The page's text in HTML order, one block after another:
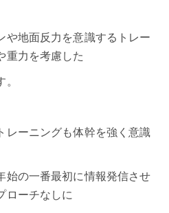
や地面反力を意識するトレー
重力を考慮した
レーニングも体幹を強く意識
始の一番最初に情報発信させ
ローチなしに